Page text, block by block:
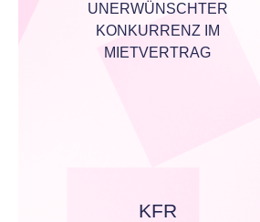
UNERWÜNSCHTER
KONKURRENZ IM
MIETVERTRAG
KFR